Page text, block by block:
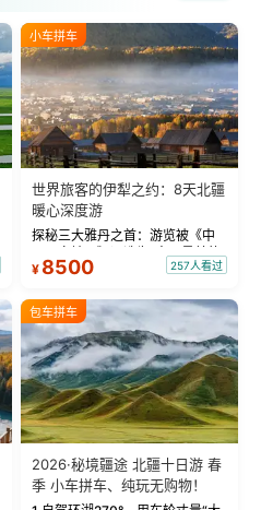
小车拼车
世界旅客的伊犁之约：8天北疆
暖心深度游
探秘三大雅丹之首：游览被《中
国国家地理》评选为“中国最美的
三大雅丹”第一名的克拉玛依魔鬼
瓦人最大村落——禾木村，欣赏
晨雾与小木...
¥ 8500 257人看过
包车拼车
2026·秘境疆途 北疆十日游 春
季 小车拼车、纯玩无购物！